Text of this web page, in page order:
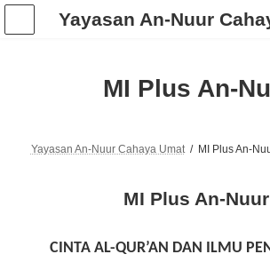
Skip
the
Skip
the
Yayasan An-Nuur
MI Plus An-
Yayasan An-Nuur Cahaya Umat MI Plus An-
MI Plus An-Nuur
CINTA AL-QUR’AN DAN ILMU